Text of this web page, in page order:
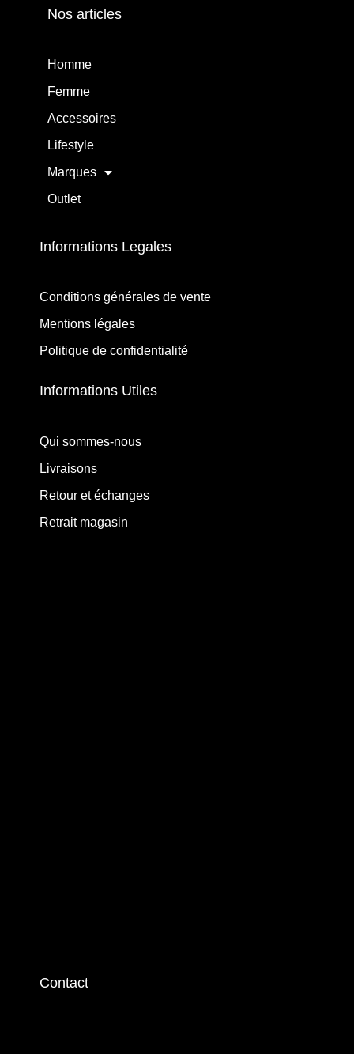
Nos articles
Homme
Femme
Accessoires
Lifestyle
Marques
Outlet
Informations Legales
Conditions générales de vente
Mentions légales
Politique de confidentialité
Informations Utiles
Qui sommes-nous
Livraisons
Retour et échanges
Retrait magasin
Contact